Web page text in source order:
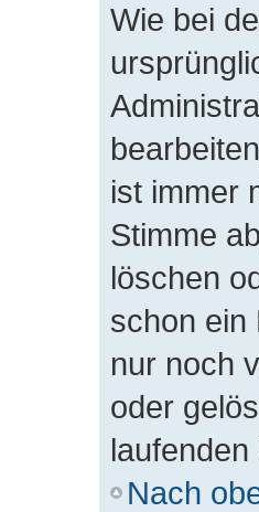
Wie bei
ist immer
Stimme
löschen
schon ein
nur noch
oder
Nach